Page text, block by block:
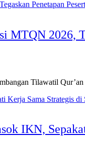
MTQN 2026,
Tilawatil Qur’an
IKN,